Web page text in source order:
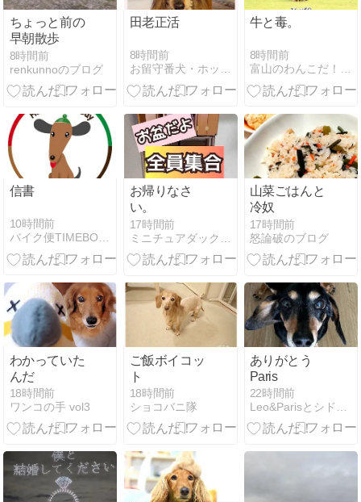
ちょっと前の
早朝散歩
8時間前
renkunnoのブログ
田老正活
8時間前
お留守番犬・ホッピーの日々
牛と毒。
8時間前
富山のわんこだ！ぼん！2
信書
10時間前
バイク便TIMEBOX社長ブログ２
お帰りなさ
い。
17時間前
山菜ごはんと
冷奴
17時間前
怒論破のブログ
わかっていた
んだ
18時間前
ワンコの手 vol3
ご飯ボイコッ
ト
18時間前
ショコバニ隊
ありがとう
Paris
22時間前
Leo&Parisとシドニーゲイライフ